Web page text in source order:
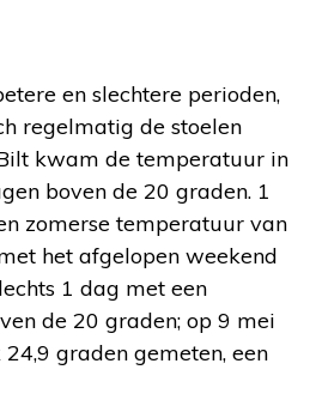
en slechtere perioden,
regelmatig de stoelen
kwam de temperatuur in
boven de 20 graden. 1
zomerse temperatuur van
het afgelopen weekend
1 dag met een
de 20 graden; op 9 mei
graden gemeten, een